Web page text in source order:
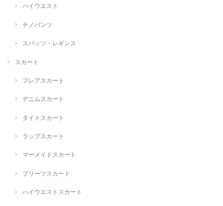
ハイウエスト
チノパンツ
スパッツ・レギンス
スカート
フレアスカート
デニムスカート
タイトスカート
ラップスカート
マーメイドスカート
プリーツスカート
ハイウエストスカート